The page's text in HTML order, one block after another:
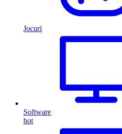
Jocuri
Software
hot